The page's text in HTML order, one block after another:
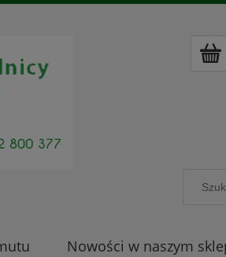
Nowości w naszym